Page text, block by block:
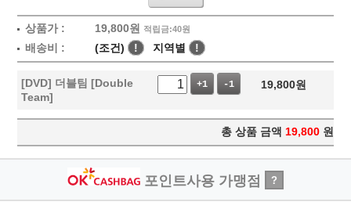
상품가 : 19,800원 적립금:40원
배송비 : (조건) ! 지역별 !
[DVD] 더블팀 [Double
Team]
+1 -1 19,800원
총 상품 금액 19,800 원
포인트사용 가맹점 ?